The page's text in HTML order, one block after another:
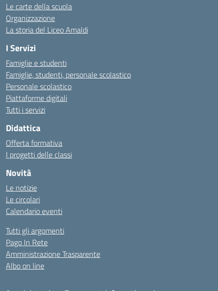
Le carte della scuola
Organizzazione
La storia del Liceo Amaldi
I Servizi
Famiglie e studenti
Famiglie, studenti, personale scolastico
Personale scolastico
Piattaforme digitali
Tutti i servizi
Didattica
Offerta formativa
I progetti delle classi
Novità
Le notizie
Le circolari
Calendario eventi
Tutti gli argomenti
Pago In Rete
Amministrazione Trasparente
Albo on line